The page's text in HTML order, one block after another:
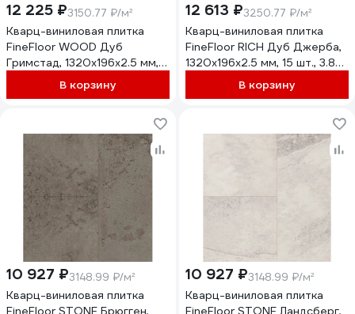
12 225 ₽3150.77 ₽/м²
Кварц-виниловая плитка
FineFloor WOOD Дуб
Гримстад, 1320х196х2.5 мм,
15 шт., 3.88 кв. м FF 1438
В корзину
12 613 ₽3250.77 ₽/м²
Кварц-виниловая плитка
FineFloor RICH Дуб Джерба,
1320х196х2.5 мм, 15 шт., 3.88
кв. м FF 2089В корзину
10 927 ₽3148.99 ₽/м²
Кварц-виниловая плитка
FineFloor STONE Брюгген,
10 927 ₽3148.99 ₽/м²
Кварц-виниловая плитка
FineFloor STONE Ландсберг,